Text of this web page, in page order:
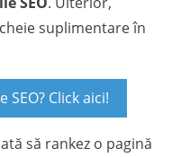
suplimentare în
Click aici!
să rankez o pagină